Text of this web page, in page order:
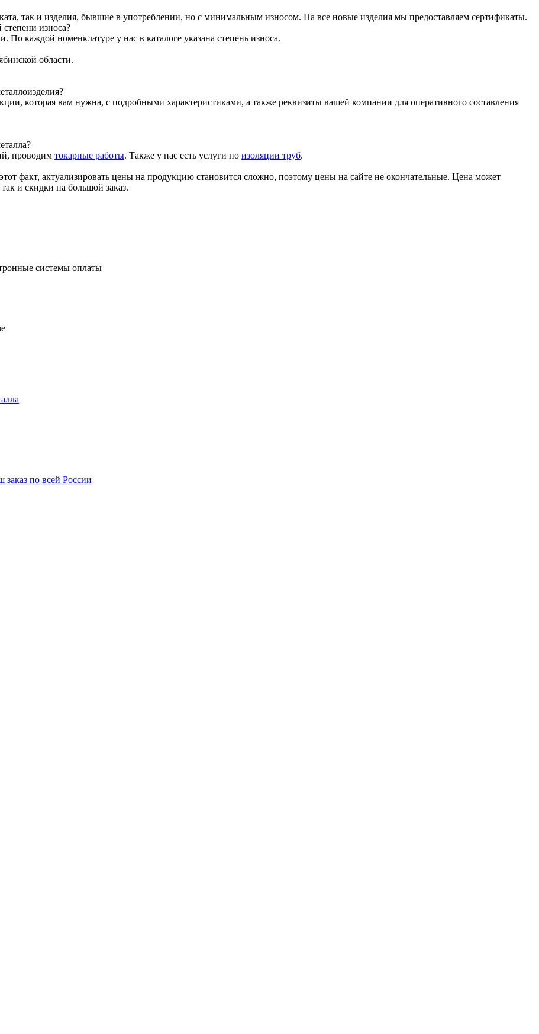
так и изделия, бывшие в употреблении, но с минимальным износом. На все новые изделия мы предоставляем сертификаты.
износа?
каждой номенклатуре у нас в каталоге указана степень износа.
области.
которая вам нужна, с подробными характеристиками, а также реквизиты вашей компании для оперативного составления
проводим токарные работы. Также у нас есть услуги по изоляции труб.
факт, актуализировать цены на продукцию становится сложно, поэтому цены на сайте не окончательные. Цена может
и скидки на большой заказ.
системы оплаты
заказ по всей России